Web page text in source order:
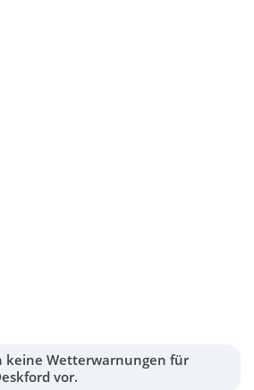
keine Wetterwarnungen für
vor.